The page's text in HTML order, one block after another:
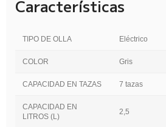
Características
TIPO DE OLLA Eléctrico
COLOR Gris
CAPACIDAD EN TAZAS 7 tazas
CAPACIDAD EN
LITROS (L)
2,5